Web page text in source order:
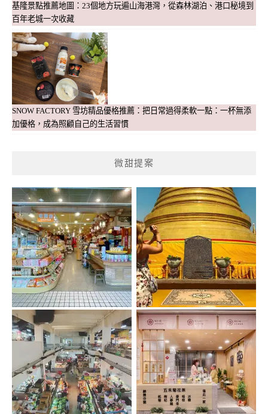
基隆景點推薦地圖：23個地方玩遍山海港灣，從森林湖泊、港口秘境到
百年老城一次收藏
SNOW FACTORY 雪坊精品優格推薦：把日常過得柔軟一點：一杯無添
加優格，成為照顧自己的生活習慣
微甜提案